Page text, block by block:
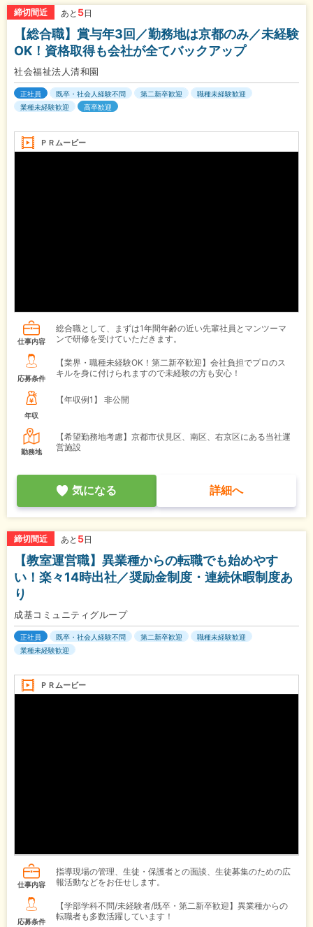
締切間近 あと 5日
【総合職】賞与年3回／勤務地は京都のみ／未経験
OK！資格取得も会社が全てバックアップ
社会福祉法人清和園
正社員 既卒・社会人経験不問 第二新卒歓迎
職種未経験歓迎
業種未経験歓迎
高卒歓迎
ＰＲムービー
仕事内容
総合職として、まずは1年間年齢の近い先輩社員とマンツーマ
ンで研修を受けていただきます。
応募条件
【業界・職種未経験OK！第二新卒歓迎】会社負担でプロのス
キルを身に付けられますので未経験の方も安心！
年収
【年収例1】 非公開
勤務地
【希望勤務地考慮】京都市伏見区、南区、右京区にある当社運
営施設
気になる 詳細へ
締切間近 あと 5日
【教室運営職】異業種からの転職でも始めやす
い！楽々14時出社／奨励金制度・連続休暇制度あ
り
成基コミュニティグループ
正社員 既卒・社会人経験不問 第二新卒歓迎
職種未経験歓迎
業種未経験歓迎
ＰＲムービー
仕事内容
指導現場の管理、生徒・保護者との面談、生徒募集のための広
報活動などをお任せします。
応募条件
【学部学科不問/未経験者/既卒・第二新卒歓迎】異業種からの
転職者も多数活躍しています！